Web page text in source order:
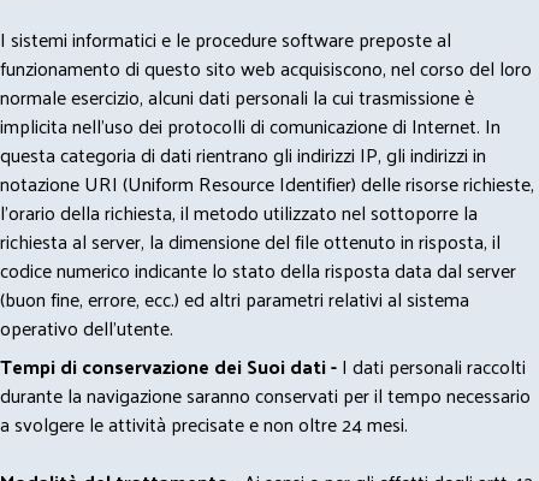
I sistemi informatici e le procedure software preposte al
funzionamento di questo sito web acquisiscono, nel corso del loro
normale esercizio, alcuni dati personali la cui trasmissione è
implicita nell'uso dei protocolli di comunicazione di Internet. In
questa categoria di dati rientrano gli indirizzi IP, gli indirizzi in
notazione URI (Uniform Resource Identifier) delle risorse richieste,
l'orario della richiesta, il metodo utilizzato nel sottoporre la
richiesta al server, la dimensione del file ottenuto in risposta, il
codice numerico indicante lo stato della risposta data dal server
(buon fine, errore, ecc.) ed altri parametri relativi al sistema
operativo dell'utente.
Tempi di conservazione dei Suoi dati -I dati personali raccolti
durante la navigazione saranno conservati per il tempo necessario
a svolgere le attività precisate e non oltre 24 mesi.